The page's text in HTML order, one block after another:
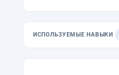
ИСПОЛЬЗУЕМЫЕ НАВЫКИ